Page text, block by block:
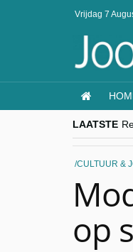
Vrijdag 7
LAATSTE
CULTUUR &
op